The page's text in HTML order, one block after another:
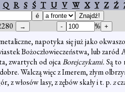
Q R S Ś T U V W X Y Z Ź
%
napotyka się już jako
Bożoczłowieczeństwa, lub zaród
zwartych od ojcaBorejczykami.Są to
Walczą więc z Imerem, złym
z włosów lasy, z zębów skały i t. p.z